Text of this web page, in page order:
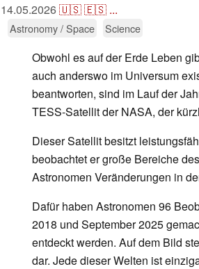
14.05.2026🇺🇸🇪🇸 ...
Astronomy / Space Science
Obwohl es auf der Erde Leben
auch anderswo im Universum
beantworten, sind im Lauf der
TESS-Satellit der NASA, der
Dieser Satellit besitzt
beobachtet er große Bereiche
Astronomen Veränderungen in
Dafür haben Astronomen 96
2018 und September 2025
entdeckt werden. Auf dem Bild
dar. Jede dieser Welten ist